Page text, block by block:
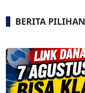
BERITA PILIHAN